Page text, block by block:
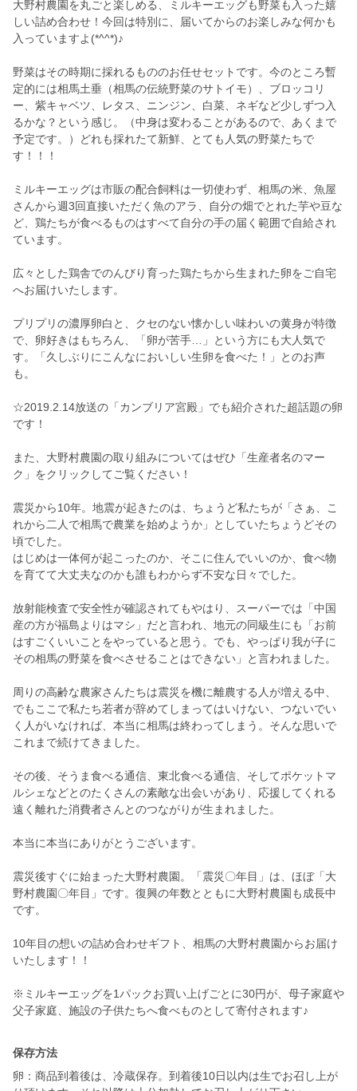
大野村農園を丸ごと楽しめる、ミルキーエッグも野菜も入った嬉
しい詰め合わせ！今回は特別に、届いてからのお楽しみな何かも
入っていますよ(*^^*)♪
野菜はその時期に採れるもののお任せセットです。今のところ暫
定的には相馬土垂（相馬の伝統野菜のサトイモ）、ブロッコリ
ー、紫キャベツ、レタス、ニンジン、白菜、ネギなど少しずつ入
るかな？という感じ。（中身は変わることがあるので、あくまで
予定です。）どれも採れたて新鮮、とても人気の野菜たちで
す！！！
ミルキーエッグは市販の配合飼料は一切使わず、相馬の米、魚屋
さんから週3回直接いただく魚のアラ、自分の畑でとれた芋や豆な
ど、鶏たちが食べるものはすべて自分の手の届く範囲で自給され
ています。
広々とした鶏舎でのんびり育った鶏たちから生まれた卵をご自宅
へお届けいたします。
プリプリの濃厚卵白と、クセのない懐かしい味わいの黄身が特徴
で、卵好きはもちろん、「卵が苦手…」という方にも大人気で
す。「久しぶりにこんなにおいしい生卵を食べた！」とのお声
も。
☆2019.2.14放送の「カンブリア宮殿」でも紹介された超話題の卵
です！
また、大野村農園の取り組みについてはぜひ「生産者名のマー
ク」をクリックしてご覧ください！
震災から10年。地震が起きたのは、ちょうど私たちが「さぁ、こ
れから二人で相馬で農業を始めようか」としていたちょうどその
頃でした。
はじめは一体何が起こったのか、そこに住んでいいのか、食べ物
を育てて大丈夫なのかも誰もわからず不安な日々でした。
放射能検査で安全性が確認されてもやはり、スーパーでは「中国
産の方が福島よりはマシ」だと言われ、地元の同級生にも「お前
はすごくいいことをやっていると思う。でも、やっぱり我が子に
その相馬の野菜を食べさせることはできない」と言われました。
周りの高齢な農家さんたちは震災を機に離農する人が増える中、
でもここで私たち若者が辞めてしまってはいけない、つないでい
く人がいなければ、本当に相馬は終わってしまう。そんな思いで
これまで続けてきました。
その後、そうま食べる通信、東北食べる通信、そしてポケットマ
ルシェなどとのたくさんの素敵な出会いがあり、応援してくれる
遠く離れた消費者さんとのつながりが生まれました。
本当に本当にありがとうございます。
震災後すぐに始まった大野村農園。「震災〇年目」は、ほぼ「大
野村農園〇年目」です。復興の年数とともに大野村農園も成長中
です。
10年目の想いの詰め合わせギフト、相馬の大野村農園からお届け
いたします！！
※ミルキーエッグを1パックお買い上げごとに30円が、母子家庭や
父子家庭、施設の子供たちへ食べものとして寄付されます♪
保存方法
卵：商品到着後は、冷蔵保存。到着後10日以内は生でお召し上が